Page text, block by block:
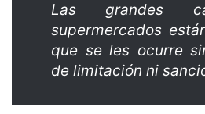
Las grandes
supermercados
que se les ocurre
de limitación ni